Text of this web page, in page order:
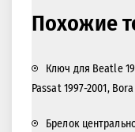
Похожие
Ключ для Beatle
Passat 1997-2001,
Брелок